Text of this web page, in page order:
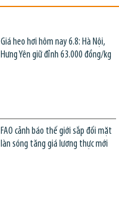
Giá heo hơi hôm nay 6.8: Hà Nội,
Hưng Yên giữ đỉnh 63.000 đồng/kg
FAO cảnh báo thế giới sắp đối mặt
làn sóng tăng giá lương thực mới